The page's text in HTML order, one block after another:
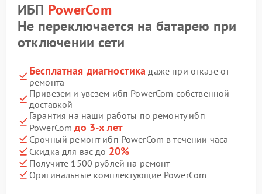
ИБП PowerCom
Не переключается на батарею при
отключении сети
Бесплатная диагностика даже при отказе от
ремонта
Привезем и увезем ибп PowerCom собственной
доставкой
Гарантия на наши работы по ремонту ибп
PowerComдо 3-х лет
Срочный ремонт ибп PowerCom в течении часа
Скидка для вас до 20%
Получите 1500 рублей на ремонт
Оригинальные комплектующие PowerCom